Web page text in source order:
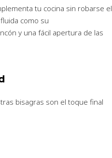
tu cocina sin robarse el
como su
y una fácil apertura de las
bisagras son el toque final